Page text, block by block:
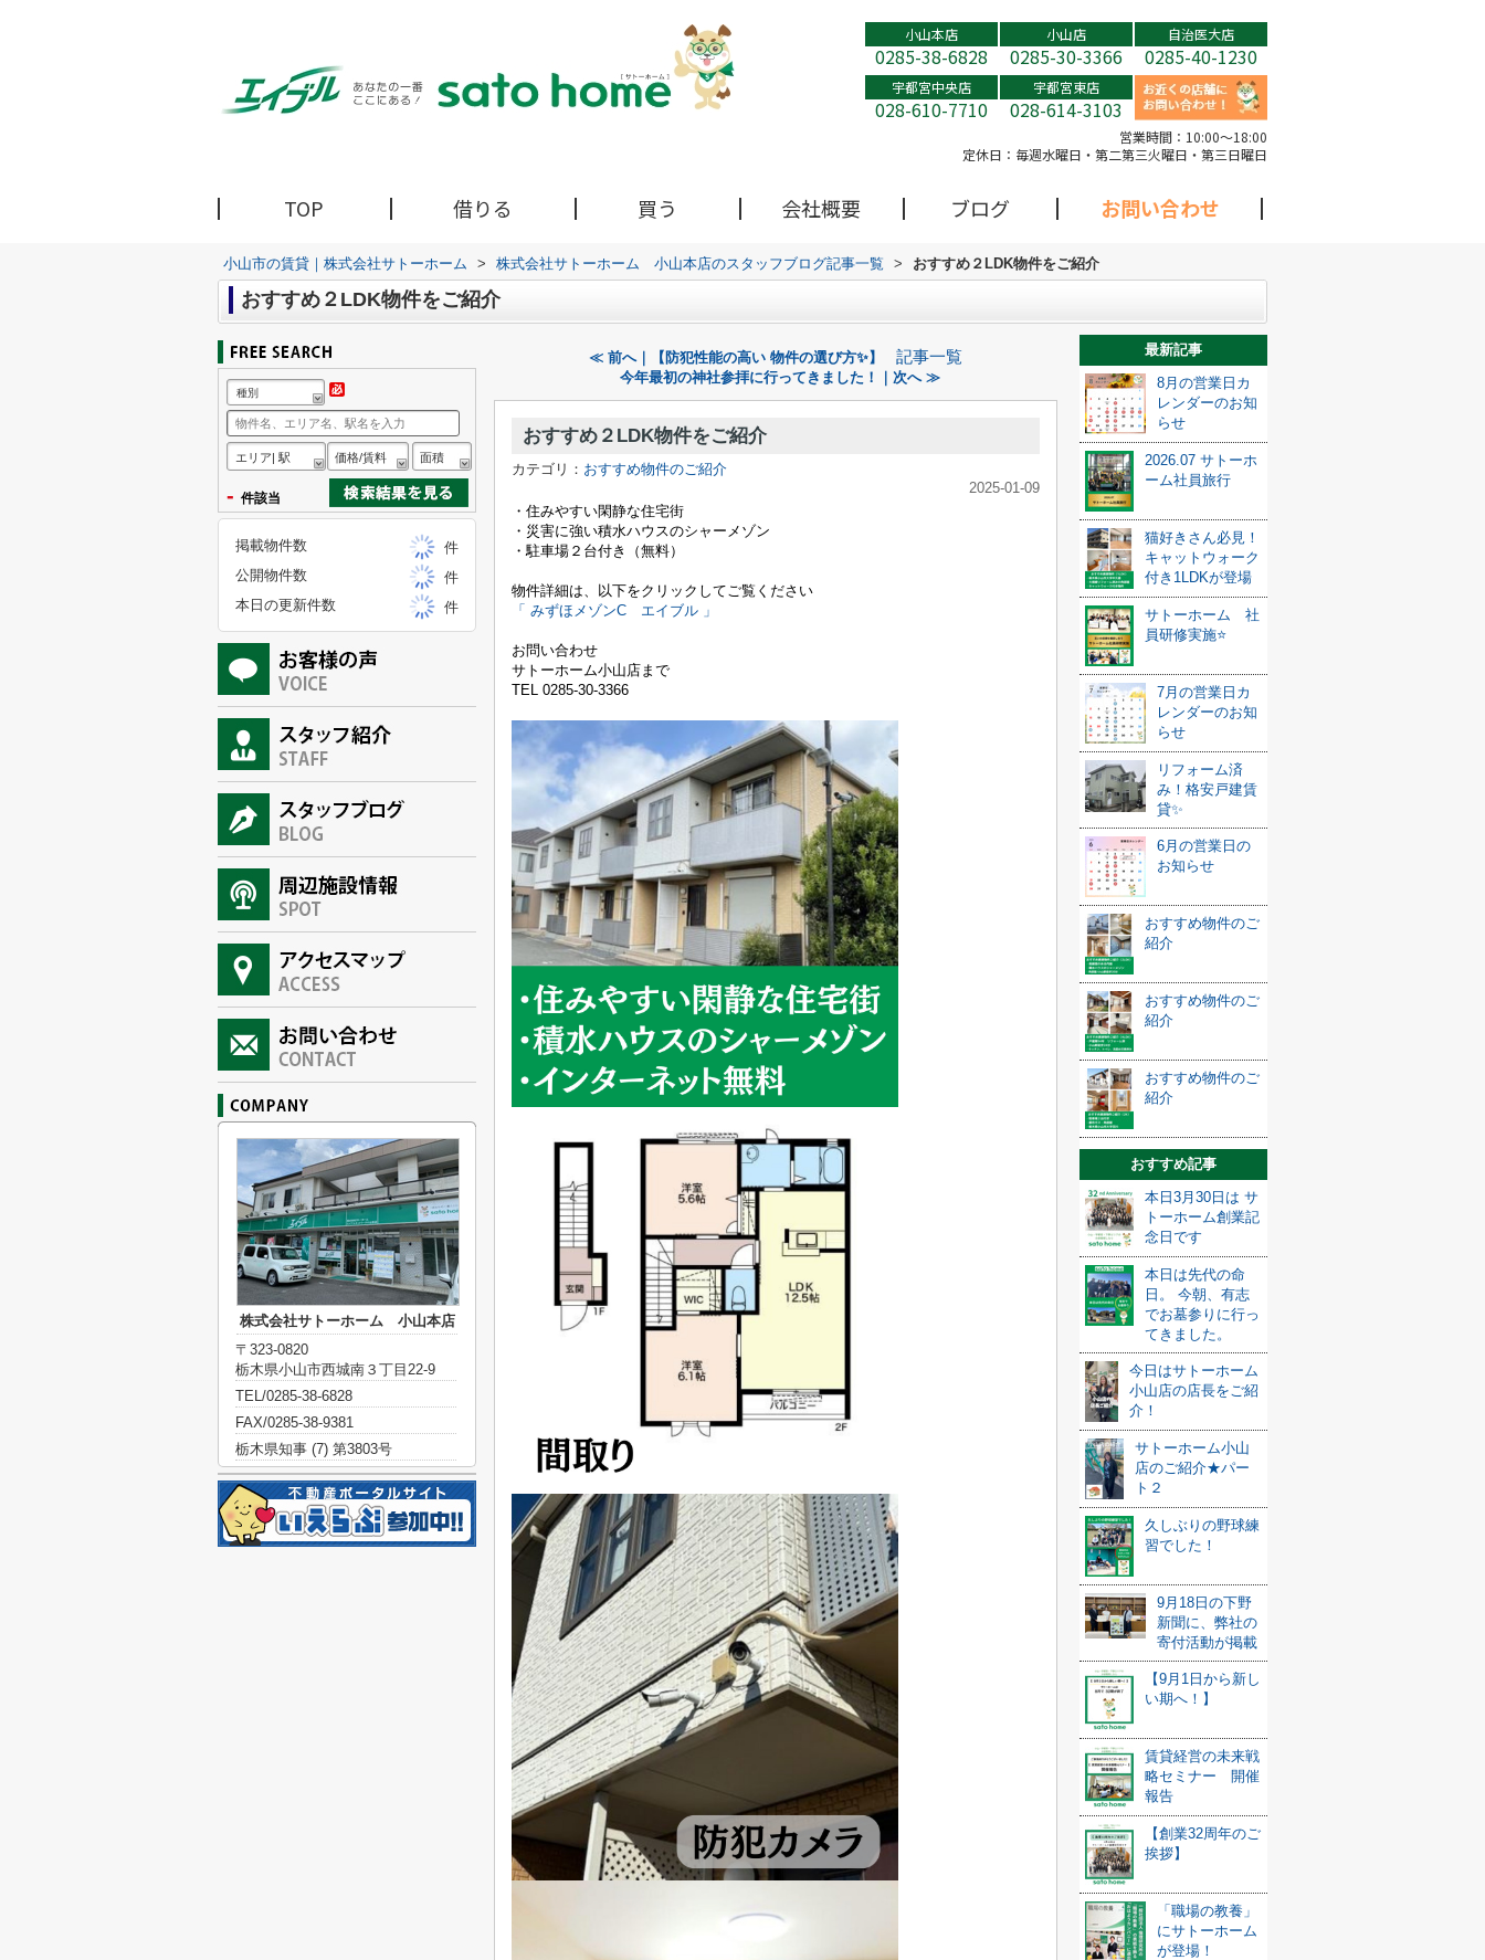
小山本店
0285-38-6828
小山店
0285-30-3366
自治医大店
0285-40-1230
宇都宮中央店
028-610-7710
宇都宮東店
028-614-3103
営業時間： 10:00～18:00
定休日： 毎週水曜日・第二第三火曜日・第三日曜日
TOP 借りる 買う 会社概要 ブログ お問い合わせ
小山市の賃貸｜株式会社サトーホーム > 株式会社サトーホーム 小山本店のスタッフブログ記事一覧 > おすすめ２LDK物件をご紹介
おすすめ２LDK物件をご紹介
≪ 前へ｜【防犯性能の高い 物件の選び方✨】 記事一覧
今年最初の神社参拝に行ってきました！｜次へ ≫
おすすめ２LDK物件をご紹介
カテゴリ： おすすめ物件のご紹介
2025-01-09
・住みやすい閑静な住宅街
・災害に強い積水ハウスのシャーメゾン
・駐車場２台付き（無料）
物件詳細は、以下をクリックしてご覧ください
「 みずほメゾンC エイブル 」
お問い合わせ
サトーホーム小山店まで
TEL 0285-30-3366
最新記事
8月の営業日カ
レンダーのお知
らせ
2026.07 サトーホ
ーム社員旅行
猫好きさん必見！
キャットウォーク
付き1LDKが登場
サトーホーム 社
員研修実施⭐️
7月の営業日カ
レンダーのお知
らせ
リフォーム済
み！格安戸建賃
貸✨
6月の営業日の
お知らせ
おすすめ物件のご
紹介
おすすめ物件のご
紹介
おすすめ物件のご
紹介
おすすめ記事
本日3月30日は サ
トーホーム創業記
念日です
本日は先代の命
日。 今朝、有志
でお墓参りに行っ
てきました。
今日はサトーホーム
小山店の店長をご紹
介！
サトーホーム小山
店のご紹介★パー
ト２
久しぶりの野球練
習でした！
9月18日の下野
新聞に、弊社の
寄付活動が掲載
【9月1日から新し
い期へ！】
賃貸経営の未来戦
略セミナー 開催
報告
【創業32周年のご
挨拶】
「職場の教養」
にサトーホーム
が登場！
種別
エリア| 駅 価格/賃料 面積
- 件該当
掲載物件数
件
公開物件数
件
本日の更新件数
件
株式会社サトーホーム 小山本店
〒323-0820
栃木県小山市西城南３丁目22-9
TEL/0285-38-6828
FAX/0285-38-9381
栃木県知事 (7) 第3803号